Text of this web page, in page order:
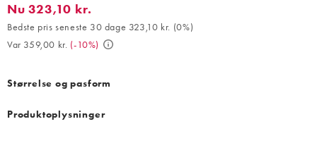
Nu 323,10 kr.. Bedste pris seneste 30 dage 323,10 kr. (0%). Var
Nu 323,10 kr.
Bedste pris seneste 30 dage 323,10 kr. (0%)
Var 359,00 kr. (-10%)
Størrelse og pasform
Produktoplysninger